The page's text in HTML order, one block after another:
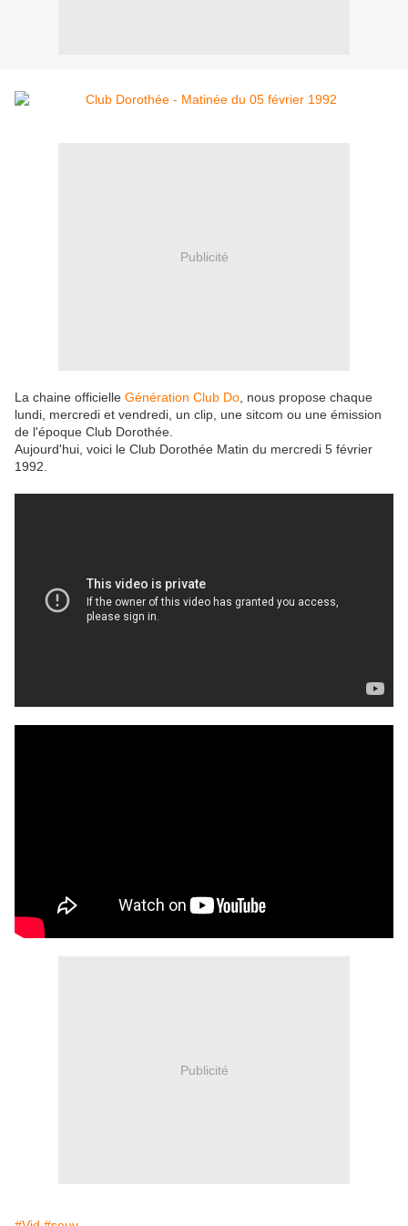
Publicité
La chaine officielle Génération Club Do , nous propose chaque
lundi, mercredi et vendredi, un clip, une sitcom ou une émission
de l'époque Club Dorothée.
Aujourd'hui, voici le Club Dorothée Matin du mercredi 5 février
1992.
Publicité